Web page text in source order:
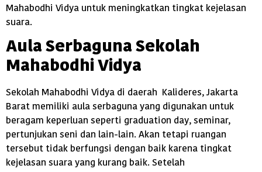
Mahabodhi Vidya untuk meningkatkan tingkat kejelasan
suara.
Aula Serbaguna Sekolah
Mahabodhi Vidya
Sekolah Mahabodhi Vidya di daerah Kalideres, Jakarta
Barat memiliki aula serbaguna yang digunakan untuk
beragam keperluan seperti graduation day, seminar,
pertunjukan seni dan lain-lain. Akan tetapi ruangan
tersebut tidak berfungsi dengan baik karena tingkat
kejelasan suara yang kurang baik. Setelah